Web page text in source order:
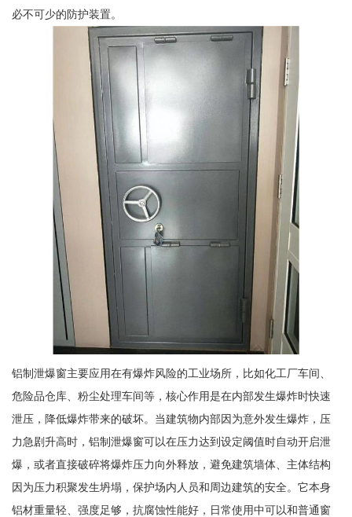
必不可少的防护装置。
铝制泄爆窗主要应用在有爆炸风险的工业场所，比如化工厂车间、
危险品仓库、粉尘处理车间等，核心作用是在内部发生爆炸时快速
泄压，降低爆炸带来的破坏。当建筑物内部因为意外发生爆炸，压
力急剧升高时，铝制泄爆窗可以在压力达到设定阈值时自动开启泄
爆，或者直接破碎将爆炸压力向外释放，避免建筑墙体、主体结构
因为压力积聚发生坍塌，保护场内人员和周边建筑的安全。它本身
铝材重量轻、强度足够，抗腐蚀性能好，日常使用中可以和普通窗